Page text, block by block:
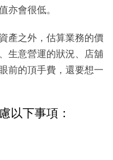
亦會很低。
產之外，估算業務的價
生意營運的狀況、店舖
前的頂手費，還要想一
以下事項：